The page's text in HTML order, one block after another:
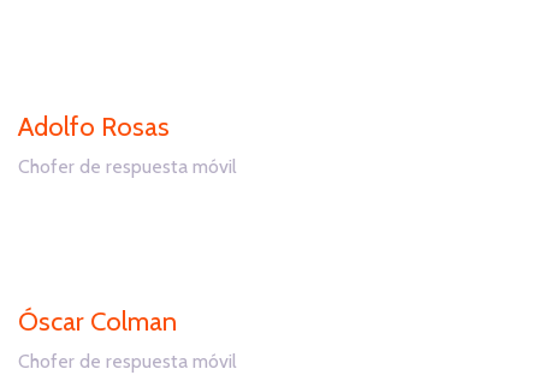
Adolfo Rosas
Chofer de respuesta móvil
Óscar Colman
Chofer de respuesta móvil